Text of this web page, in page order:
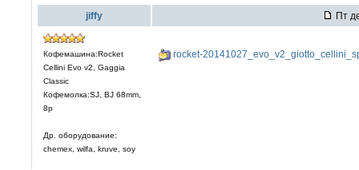
jiffy Пт
Кофемашина:Rocket
Cellini Evo v2, Gaggia
Classic
Кофемолка:SJ, BJ 68mm,
8р
Др. оборудование:
chemex, wilfa, kruve, soy
rocket-